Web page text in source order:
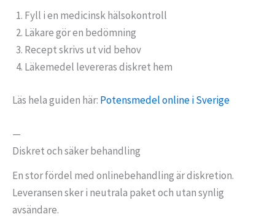
Fyll i en medicinsk hälsokontroll
Läkare gör en bedömning
Recept skrivs ut vid behov
Läkemedel levereras diskret hem
Läs hela guiden här: Potensmedel online i Sverige
—
Diskret och säker behandling
En stor fördel med onlinebehandling är diskretion.
Leveransen sker i neutrala paket och utan synlig
avsändare.